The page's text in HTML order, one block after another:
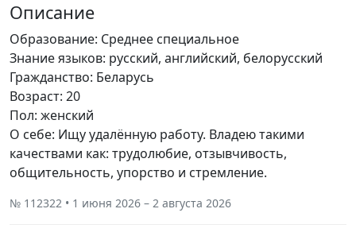
Описание
Образование: Среднее специальное
Знание языков: русский, английский, белорусский
Гражданство: Беларусь
Возраст: 20
Пол: женский
О себе: Ищу удалённую работу. Владею такими
качествами как: трудолюбие, отзывчивость,
общительность, упорство и стремление.
№ 112322 • 1 июня 2026 – 2 августа 2026